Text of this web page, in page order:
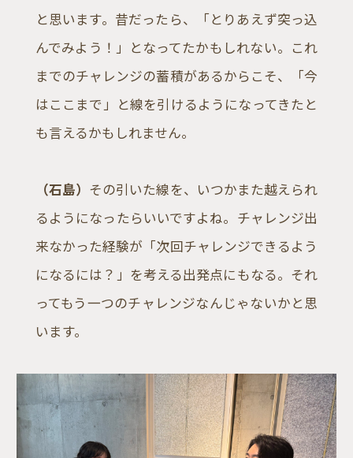
と思います。昔だったら、「とりあえず突っ込
んでみよう！」となってたかもしれない。これ
までのチャレンジの蓄積があるからこそ、「今
はここまで」と線を引けるようになってきたと
も言えるかもしれません。
（石島） その引いた線を、いつかまた越えられ
るようになったらいいですよね。チャレンジ出
来なかった経験が「次回チャレンジできるよう
になるには？」を考える出発点にもなる。それ
ってもう一つのチャレンジなんじゃないかと思
います。